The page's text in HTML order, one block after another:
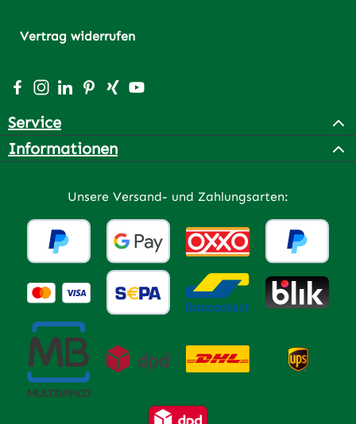
Vertrag widerrufen
Besuche uns auf Facebook – öffnet in neuem Tab
Schau auf Instagram vorbei – öffnet in neuem Tab
Vernetze dich mit uns auf LinkedIn – öffnet in
Lass dich auf Pinterest inspirieren – öffnet
Vernetze dich mit uns auf Xing – öffnet
Sieh dir unsere Videos auf YouTube
Service
Informationen
Unsere Versand- und Zahlungsarten: